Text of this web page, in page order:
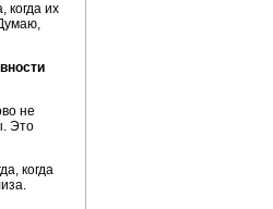
когда их
не
Это
когда